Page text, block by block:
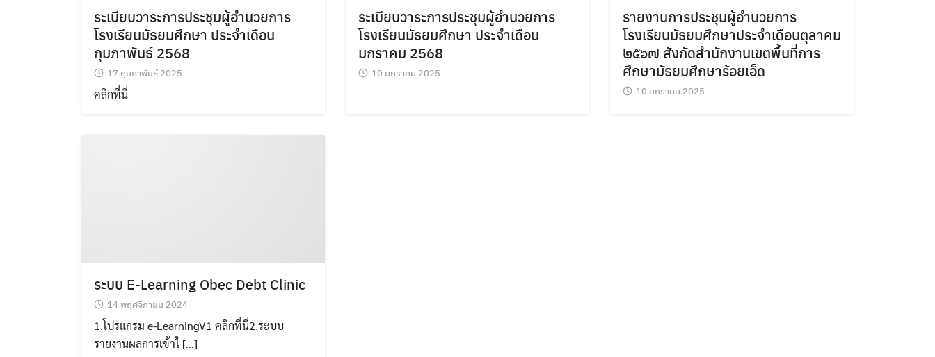
ระเบียบวาระการประชุมผู้อำนวยการ
โรงเรียนมัธยมศึกษา ประจำเดือน
กุมภาพันธ์ 2568
17 กุมภาพันธ์ 2025
คลิกที่นี่
ระเบียบวาระการประชุมผู้อำนวยการ
โรงเรียนมัธยมศึกษา ประจำเดือน
มกราคม 2568
10 มกราคม 2025
รายงานการประชุมผู้อำนวยการ
โรงเรียนมัธยมศึกษาประจำเดือนตุลาคม
๒๕๖๗ สังกัดสำนักงานเขตพื้นที่การ
ศึกษามัธยมศึกษาร้อยเอ็ด
10 มกราคม 2025
ระบบ E-Learning Obec Debt Clinic
14 พฤศจิกายน 2024
1.โปรแกรม e-LearningV1 คลิกที่นี่2.ระบบ
รายงานผลการเข้าใ […]